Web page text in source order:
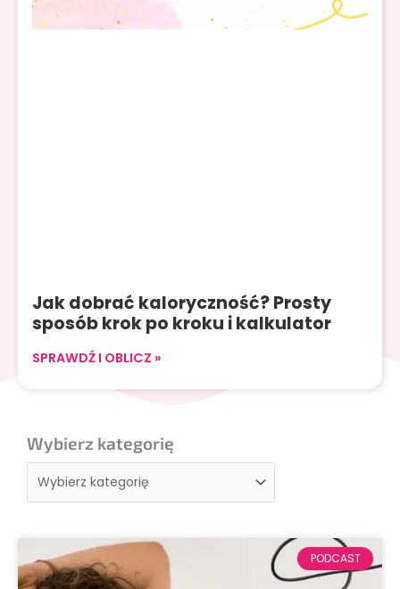
Jak dobrać kaloryczność? Prosty
sposób krok po kroku i kalkulator
SPRAWDŹ I OBLICZ »
Wybierz kategorię
Wybierz
kategorię
PODCAST